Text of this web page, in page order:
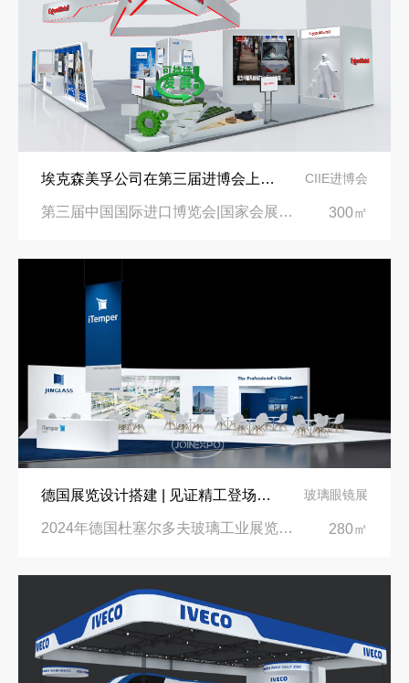
埃克森美孚公司在第三届进博会上展示非凡的展台搭建设计 CIIE进博会
第三届中国国际进口博览会|国家会展中心 300㎡
德国展览设计搭建 | 见证精工登场玻璃工业展览会 Glasstec 2024 玻璃眼镜展
2024年德国杜塞尔多夫玻璃工业展览会Glasstec|德国杜塞尔多夫会展中心 280㎡